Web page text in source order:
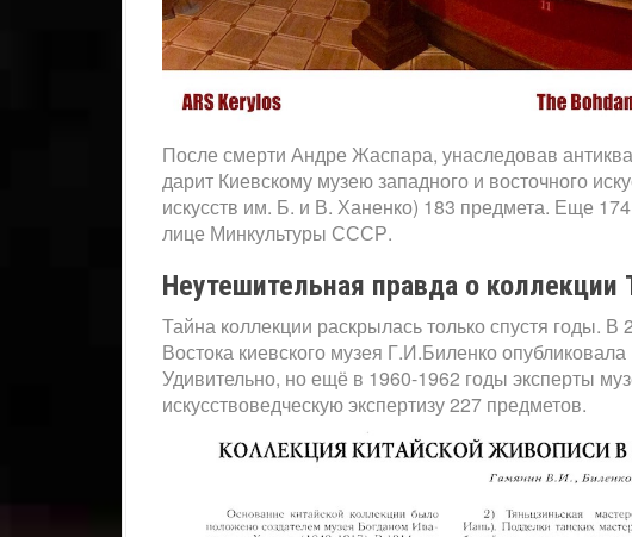
После смерти Андре Жаспара, унаследовав
дарит Киевскому музею западного и восточного
искусств им. Б. и В. Ханенко) 183 предмета. Еще 174
лице Минкультуры СССР.
Неутешительная правда о коллекции
Тайна коллекции раскрылась только спустя годы. В
Востока киевского музея Г.И.Биленко
Удивительно, но ещё в 1960-1962 годы эксперты
искусствоведческую экспертизу 227 предметов.